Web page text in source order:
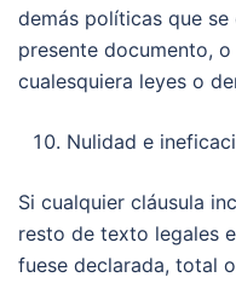
demás políticas que
presente documento,
cualesquiera leyes o
Nulidad e
Si cualquier cláusula
resto de texto legales
fuese declarada, total